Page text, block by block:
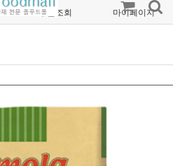
주문조회 마이페이지